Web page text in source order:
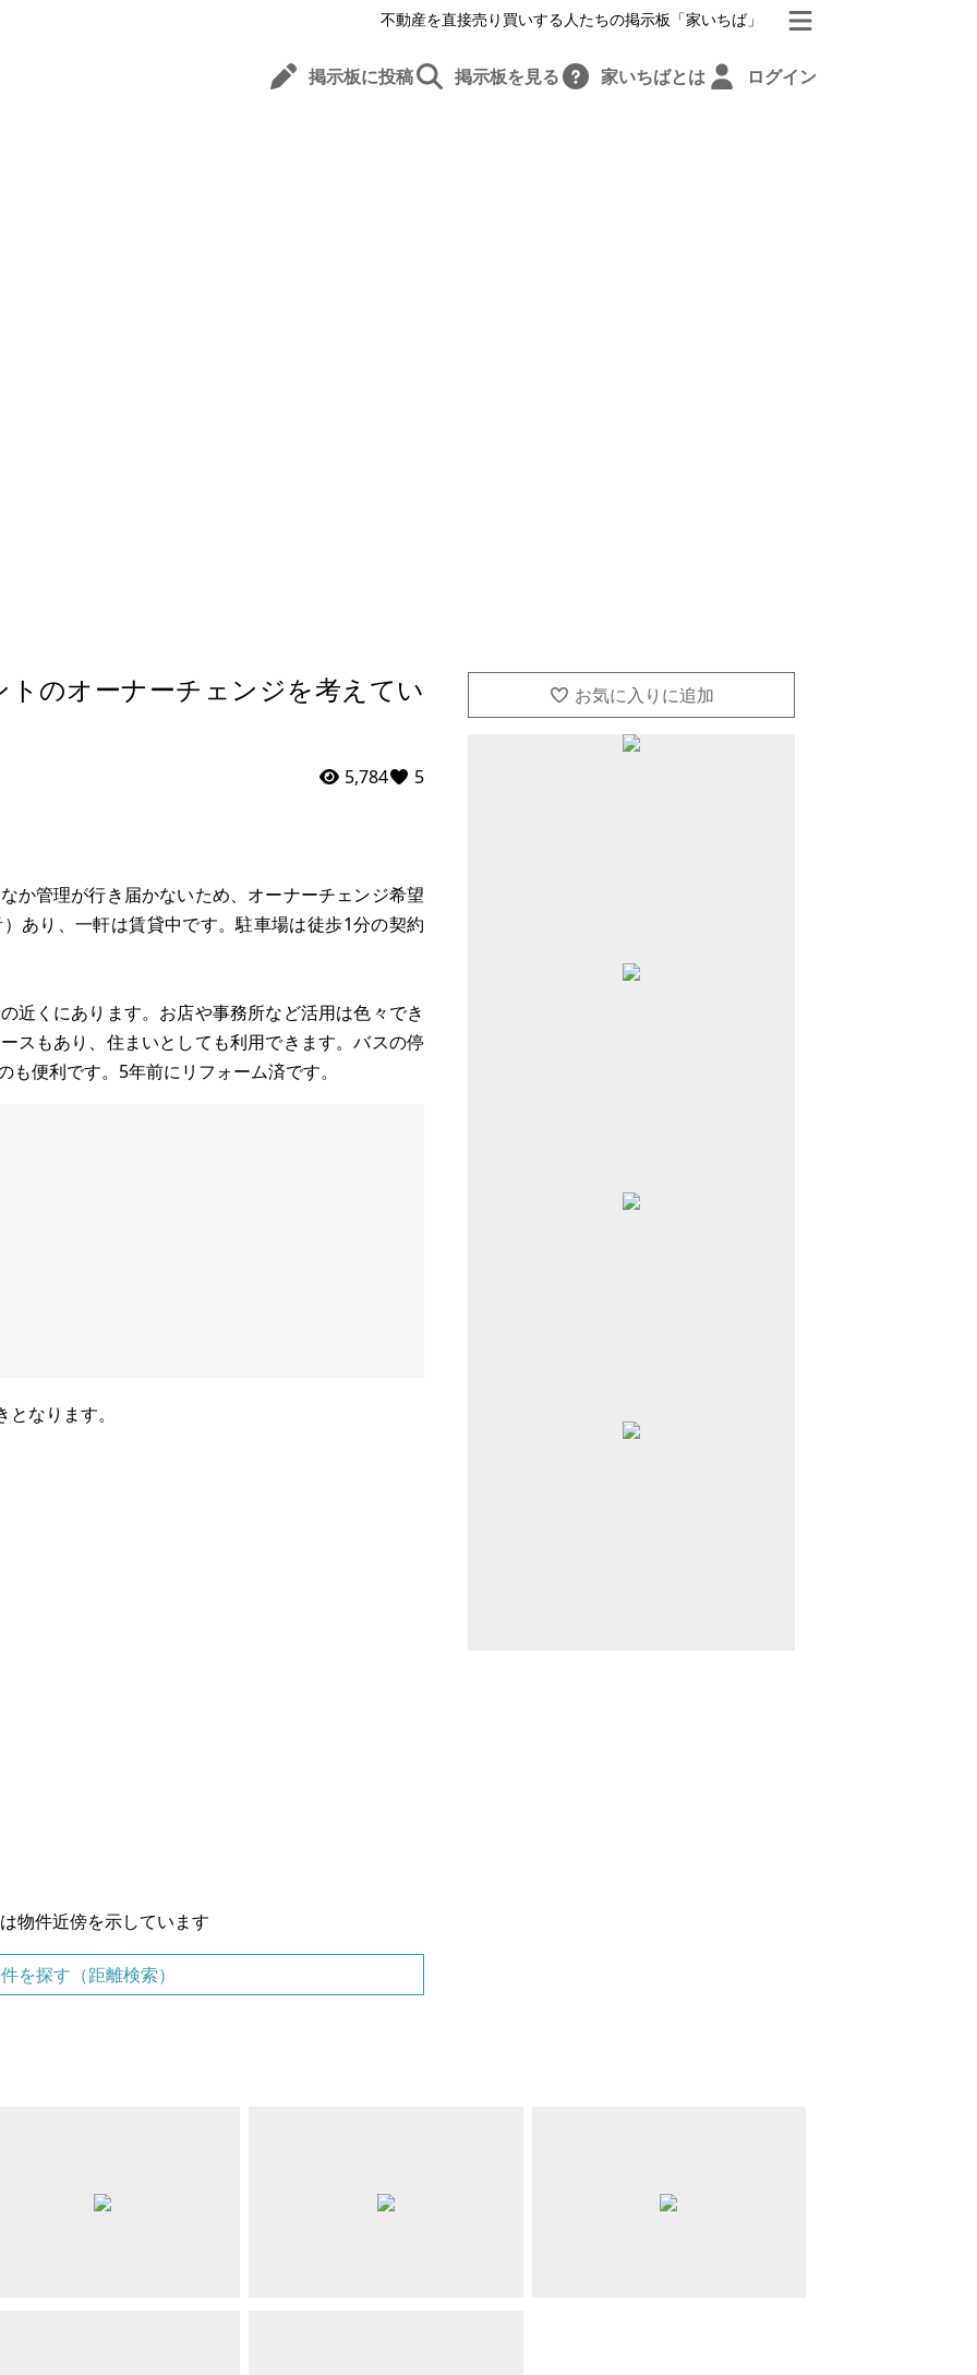
不動産を直接売り買いする人たちの掲示板「家いちば」
掲示板に投稿 掲示板を見る 家いちばとは ログイン
のオーナーチェンジを考えてい
5,784 5
か管理が行き届かないため、オーナーチェンジ希望
あり、一軒は賃貸中です。駐車場は徒歩1分の契約
近くにあります。お店や事務所など活用は色々でき
スもあり、住まいとしても利用できます。バスの停
便利です。5年前にリフォーム済です。
なります。
物件近傍を示しています
を探す（距離検索）